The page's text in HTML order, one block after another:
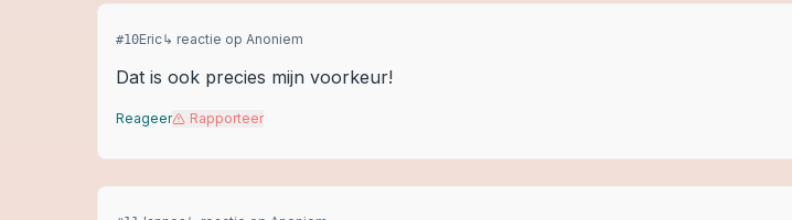
#10Eric↳ reactie op Anoniem
Dat is ook precies mijn voorkeur!
Reageer Rapporteer